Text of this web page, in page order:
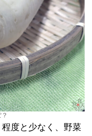
度と少なく、野菜